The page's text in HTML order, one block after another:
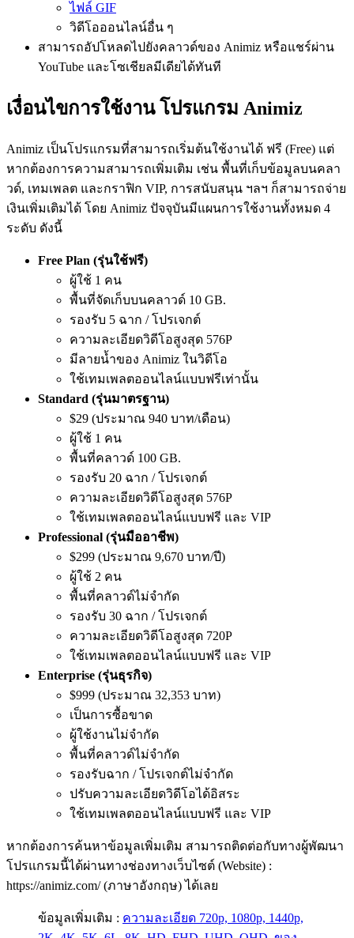
ไฟล์ GIF
วิดีโอออนไลน์อื่น ๆ
สามารถอัปโหลดไปยังคลาวด์ของ Animiz หรือแชร์ผ่าน
YouTube และโซเชียลมีเดียได้ทันที
เงื่อนไขการใช้งาน โปรแกรม Animiz
Animiz เป็นโปรแกรมที่สามารถเริ่มต้นใช้งานได้ ฟรี (Free) แต่
หากต้องการความสามารถเพิ่มเติม เช่น พื้นที่เก็บข้อมูลบนคลา
วด์, เทมเพลต และกราฟิก VIP, การสนับสนุน ฯลฯ ก็สามารถจ่าย
เงินเพิ่มเติมได้ โดย Animiz ปัจจุบันมีแผนการใช้งานทั้งหมด 4
ระดับ ดังนี้
Free Plan (รุ่นใช้ฟรี)
ผู้ใช้ 1 คน
พื้นที่จัดเก็บบนคลาวด์ 10 GB.
รองรับ 5 ฉาก / โปรเจกต์
ความละเอียดวิดีโอสูงสุด 576P
มีลายน้ำของ Animiz ในวิดีโอ
ใช้เทมเพลตออนไลน์แบบฟรีเท่านั้น
Standard (รุ่นมาตรฐาน)
$29 (ประมาณ 940 บาท/เดือน)
ผู้ใช้ 1 คน
พื้นที่คลาวด์ 100 GB.
รองรับ 20 ฉาก / โปรเจกต์
ความละเอียดวิดีโอสูงสุด 576P
ใช้เทมเพลตออนไลน์แบบฟรี และ VIP
Professional (รุ่นมืออาชีพ)
$299 (ประมาณ 9,670 บาท/ปี)
ผู้ใช้ 2 คน
พื้นที่คลาวด์ไม่จำกัด
รองรับ 30 ฉาก / โปรเจกต์
ความละเอียดวิดีโอสูงสุด 720P
ใช้เทมเพลตออนไลน์แบบฟรี และ VIP
Enterprise (รุ่นธุรกิจ)
$999 (ประมาณ 32,353 บาท)
เป็นการซื้อขาด
ผู้ใช้งานไม่จำกัด
พื้นที่คลาวด์ไม่จำกัด
รองรับฉาก / โปรเจกต์ไม่จำกัด
ปรับความละเอียดวิดีโอได้อิสระ
ใช้เทมเพลตออนไลน์แบบฟรี และ VIP
หากต้องการค้นหาข้อมูลเพิ่มเติม สามารถติดต่อกับทางผู้พัฒนา
โปรแกรมนี้ได้ผ่านทางช่องทางเว็บไซต์ (Website) :
https://animiz.com/ (ภาษาอังกฤษ) ได้เลย
ข้อมูลเพิ่มเติม : ความละเอียด 720p, 1080p, 1440p,